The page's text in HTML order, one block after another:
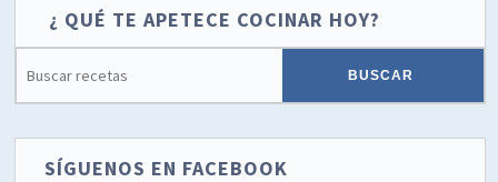
¿ QUÉ TE APETECE COCINAR HOY?
SÍGUENOS EN FACEBOOK